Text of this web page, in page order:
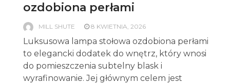
ozdobiona perłami
MILL SHUTE 8 KWIETNIA, 2026
Luksusowa lampa stołowa ozdobiona perłami
to elegancki dodatek do wnętrz, który wnosi
do pomieszczenia subtelny blask i
wyrafinowanie. Jej głównym celem jest